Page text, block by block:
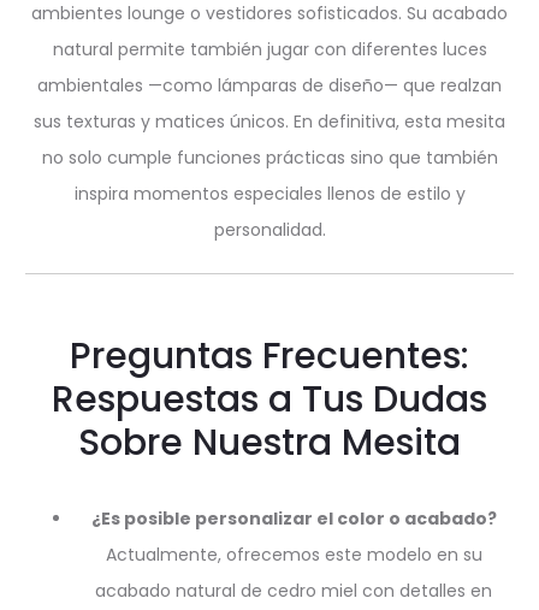
ambientes lounge o vestidores sofisticados. Su acabado
natural permite también jugar con diferentes luces
ambientales —como lámparas de diseño— que realzan
sus texturas y matices únicos. En definitiva, esta mesita
no solo cumple funciones prácticas sino que también
inspira momentos especiales llenos de estilo y
personalidad.
Preguntas Frecuentes:
Respuestas a Tus Dudas
Sobre Nuestra Mesita
¿Es posible personalizar el color o acabado?
Actualmente, ofrecemos este modelo en su
acabado natural de cedro miel con detalles en